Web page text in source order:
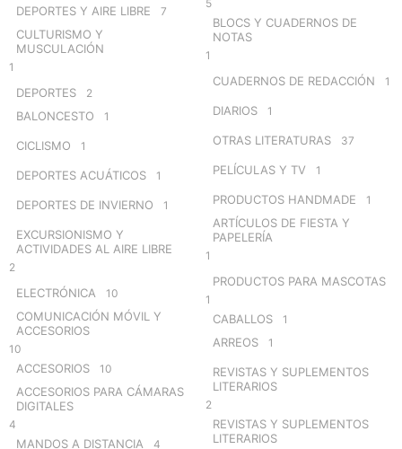
DEPORTES Y AIRE LIBRE 7
CULTURISMO Y
MUSCULACIÓN
1
DEPORTES 2
BALONCESTO 1
CICLISMO 1
DEPORTES ACUÁTICOS 1
DEPORTES DE INVIERNO 1
EXCURSIONISMO Y
ACTIVIDADES AL AIRE LIBRE
2
ELECTRÓNICA 10
COMUNICACIÓN MÓVIL Y
ACCESORIOS
10
ACCESORIOS 10
ACCESORIOS PARA CÁMARAS
DIGITALES
4
MANDOS A DISTANCIA 4
5
BLOCS Y CUADERNOS DE
NOTAS
1
CUADERNOS DE REDACCIÓN 1
DIARIOS 1
OTRAS LITERATURAS 37
PELÍCULAS Y TV 1
PRODUCTOS HANDMADE 1
ARTÍCULOS DE FIESTA Y
PAPELERÍA
1
PRODUCTOS PARA MASCOTAS
1
CABALLOS 1
ARREOS 1
REVISTAS Y SUPLEMENTOS
LITERARIOS
2
REVISTAS Y SUPLEMENTOS
LITERARIOS